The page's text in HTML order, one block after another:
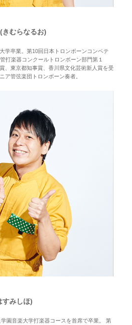
きむらなるお)
学卒業。第10回日本トロンボーンコンペテ
打楽器コンクールトロンボーン部門第１
、東京都知事賞、香川県文化芸術新人賞を受
ア管弦楽団トロンボーン奏者。
すみしほ)
園音楽大学打楽器コースを首席で卒業。 第